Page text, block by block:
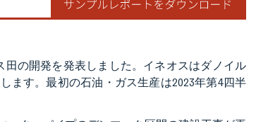
の開発を発表しました。イネオスはダノイル
ます。最初の石油・ガス生産は2023年第4四半